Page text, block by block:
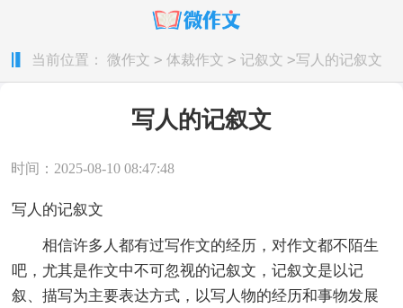
当前位置： 微作文 > 体裁作文 > 记叙文 >写人的记叙文
写人的记叙文
时间：2025-08-10 08:47:48
写人的记叙文
相信许多人都有过写作文的经历，对作文都不陌生
吧，尤其是作文中不可忽视的记叙文，记叙文是以记
叙、描写为主要表达方式，以写人物的经历和事物发展